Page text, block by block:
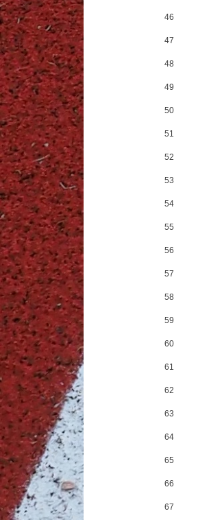
46
47
48
49
50
51
52
53
54
55
56
57
58
59
60
61
62
63
64
65
66
67